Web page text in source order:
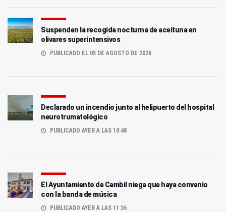
Suspenden la recogida nocturna de aceituna en
olivares superintensivos
PUBLICADO EL 05 DE AGOSTO DE 2026
Declarado un incendio junto al helipuerto del hospital
neurotrumatológico
PUBLICADO AYER A LAS 10:48
El Ayuntamiento de Cambil niega que haya convenio
con la banda de música
PUBLICADO AYER A LAS 11:36